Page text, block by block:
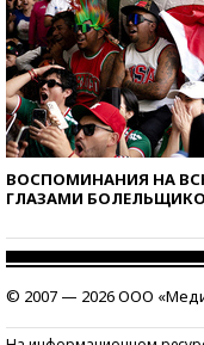
ВОСПОМИНАНИЯ НА
ГЛАЗАМИ
© 2007 — 2026 ООО